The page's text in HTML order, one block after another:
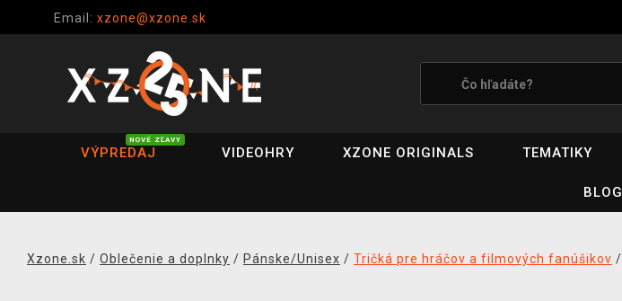
Email: xzone@xzone.sk
VÝPREDAJ
NOVÉ ZĽAVY
VIDEOHRY XZONE ORIGINALS TEMATIKY
BLOG
Xzone.sk / Oblečenie a doplnky / Pánske/Unisex / Tričká pre hráčov a filmových fanúšikov /